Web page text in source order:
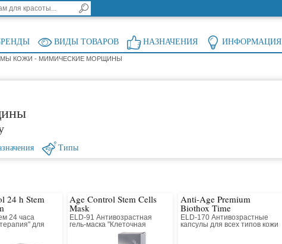
ВИДЫ ТОВАРОВ НАЗНАЧЕНИЯ ИНФОРМАЦИЯ
КОЖИ - МИМИЧЕСКИЕ МОРЩИНЫ
Типы
24 h Stem
24 часа
для
Age Control Stem Cells
Mask
ELD-91 Антивозрастная
гель-маска "Клеточная
терапия" для всех типов
Anti-Age Premium
Biothox Time
ELD-170 Антивозрастные
капсулы для всех типов кожи